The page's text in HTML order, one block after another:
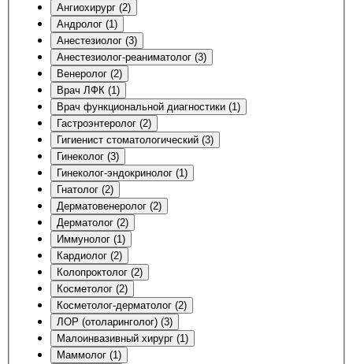
Ангиохирург (2)
Андролог (1)
Анестезиолог (3)
Анестезиолог-реаниматолог (3)
Венеролог (2)
Врач ЛФК (1)
Врач функциональной диагностики (1)
Гастроэнтеролог (2)
Гигиенист стоматологический (3)
Гинеколог (3)
Гинеколог-эндокринолог (1)
Гнатолог (2)
Дерматовенеролог (2)
Дерматолог (2)
Иммунолог (1)
Кардиолог (2)
Колопроктолог (2)
Косметолог (2)
Косметолог-дерматолог (2)
ЛОР (отоларинголог) (3)
Малоинвазивный хирург (1)
Маммолог (1)